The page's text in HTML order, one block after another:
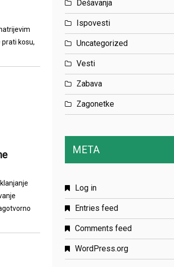
prati kosu,
Dešavanja
Ispovesti
Uncategorized
Vesti
Zabava
Zagonetke
META
Log in
Entries feed
Comments feed
WordPress.org